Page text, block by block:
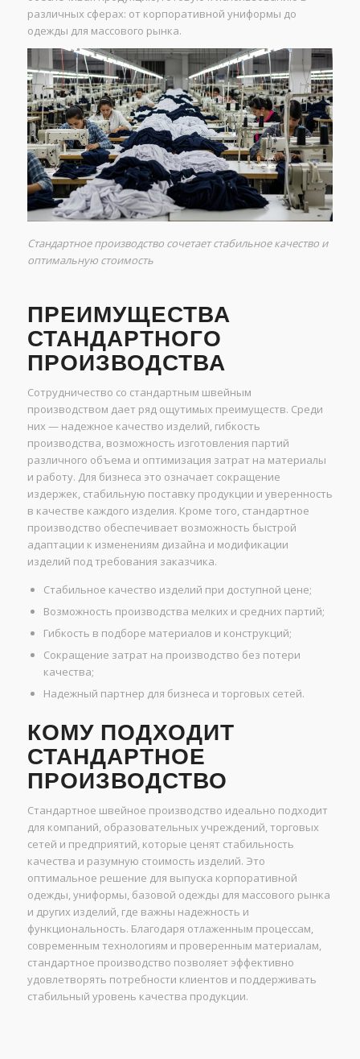
различных сферах: от корпоративной униформы до
одежды для массового рынка.
Стандартное производство сочетает стабильное качество и
оптимальную стоимость
ПРЕИМУЩЕСТВА
СТАНДАРТНОГО
ПРОИЗВОДСТВА
Сотрудничество со стандартным швейным
производством дает ряд ощутимых преимуществ. Среди
них — надежное качество изделий, гибкость
производства, возможность изготовления партий
различного объема и оптимизация затрат на материалы
и работу. Для бизнеса это означает сокращение
издержек, стабильную поставку продукции и уверенность
в качестве каждого изделия. Кроме того, стандартное
производство обеспечивает возможность быстрой
адаптации к изменениям дизайна и модификации
изделий под требования заказчика.
Стабильное качество изделий при доступной цене;
Возможность производства мелких и средних партий;
Гибкость в подборе материалов и конструкций;
Сокращение затрат на производство без потери
качества;
Надежный партнер для бизнеса и торговых сетей.
КОМУ ПОДХОДИТ
СТАНДАРТНОЕ
ПРОИЗВОДСТВО
Стандартное швейное производство идеально подходит
для компаний, образовательных учреждений, торговых
сетей и предприятий, которые ценят стабильность
качества и разумную стоимость изделий. Это
оптимальное решение для выпуска корпоративной
одежды, униформы, базовой одежды для массового рынка
и других изделий, где важны надежность и
функциональность. Благодаря отлаженным процессам,
современным технологиям и проверенным материалам,
стандартное производство позволяет эффективно
удовлетворять потребности клиентов и поддерживать
стабильный уровень качества продукции.